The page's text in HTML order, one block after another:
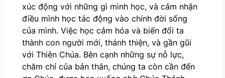
xúc động với những gì mình học, và cảm nhận
điều mình học tác động vào chính đời sống
của mình. Việc học cảm hóa và biến đổi ta
thành con người mới, thánh thiện, và gần gũi
với Thiên Chúa. Bên cạnh những sự nỗ lực,
chăm chỉ của bản thân, chúng ta còn cần đến